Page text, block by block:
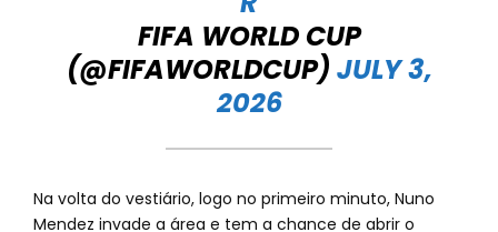
FIFA WORLD CUP
(@FIFAWORLDCUP) JULY 3,
2026
Na volta do vestiário, logo no primeiro minuto, Nuno
Mendez invade a área e tem a chance de abrir o